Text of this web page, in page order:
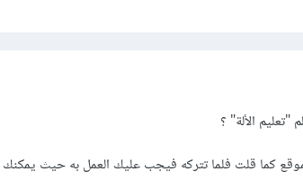
الألة" ؟
كما قلت فلما تتركه فيجب عليك العمل به حيث يمكنك